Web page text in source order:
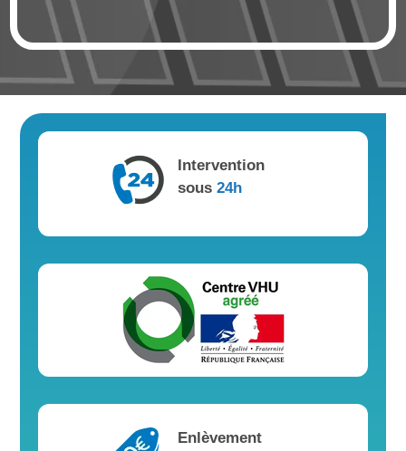
Intervention
sous 24h
Enlèvement